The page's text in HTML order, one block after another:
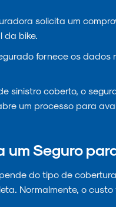
solicita um
da bike.
fornece os dados
sinistro coberto, o
um processo para
um Seguro
do tipo de
Normalmente, o custo